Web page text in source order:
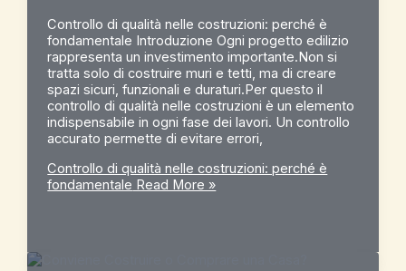
Controllo di qualità nelle costruzioni: perché è
fondamentale Introduzione Ogni progetto edilizio
rappresenta un investimento importante.Non si
tratta solo di costruire muri e tetti, ma di creare
spazi sicuri, funzionali e duraturi.Per questo il
controllo di qualità nelle costruzioni è un elemento
indispensabile in ogni fase dei lavori. Un controllo
accurato permette di evitare errori,
Controllo di qualità nelle costruzioni: perché è
fondamentale Read More »